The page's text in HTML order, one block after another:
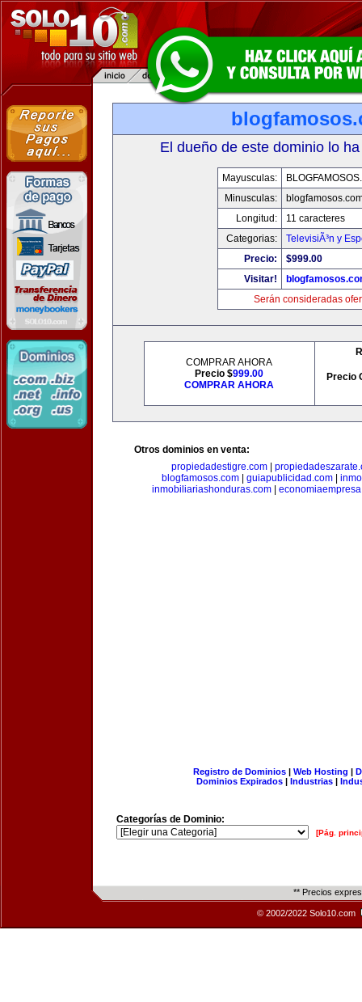
El dueño de este dominio lo
Mayusculas:
Minusculas:
Longitud:
11 caracteres
Categorias:
TelevisiÃ³n y
Precio:
$999.00
Visitar!
Serán consideradas
COMPRAR AHORA
Precio $999.00
COMPRAR AHORA
Precio
Otros dominios en venta:
propiedadestigre.com
blogfamosos.com
guiapublicidad.com
inmobiliariashonduras.com
Registro de Dominios| Web Hosting |
Dominios Expirados | Industrias |
Categorías de Dominio:
[Pág.
** Precios
© 2002/2022 Solo10.com